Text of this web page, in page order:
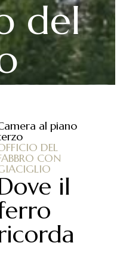
del
al piano
DEL
CON
il